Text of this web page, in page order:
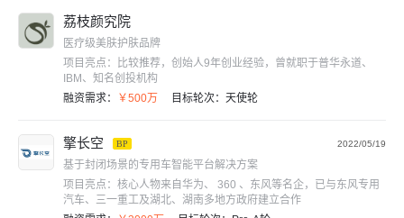
荔枝颜究院
医疗级美肤护肤品牌
项目亮点：
比较推荐，创始人9年创业经验，曾就职于普华永道、
IBM、知名创投机构
融资需求：
￥500万 目标轮次： 天使轮
擎长空 BP 2022/05/19
基于封闭场景的专用车智能平台解决方案
项目亮点： 核心人物来自华为、 360 、东风等名企，已与东风专用
汽车、三一重工及湖北、湖南多地方政府建立合作